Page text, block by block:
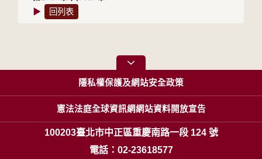
▶
回列表
隱私權保護及網站安全政策
憲法法庭全球資訊網網站資料開放宣告
100203臺北市中正區重慶南路一段 124 號
電話：02-23618577